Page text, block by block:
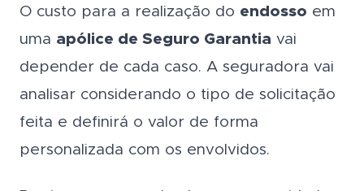
O custo para a realização do endosso em
uma apólice de Seguro Garantia vai
depender de cada caso. A seguradora vai
analisar considerando o tipo de solicitação
feita e definirá o valor de forma
personalizada com os envolvidos.